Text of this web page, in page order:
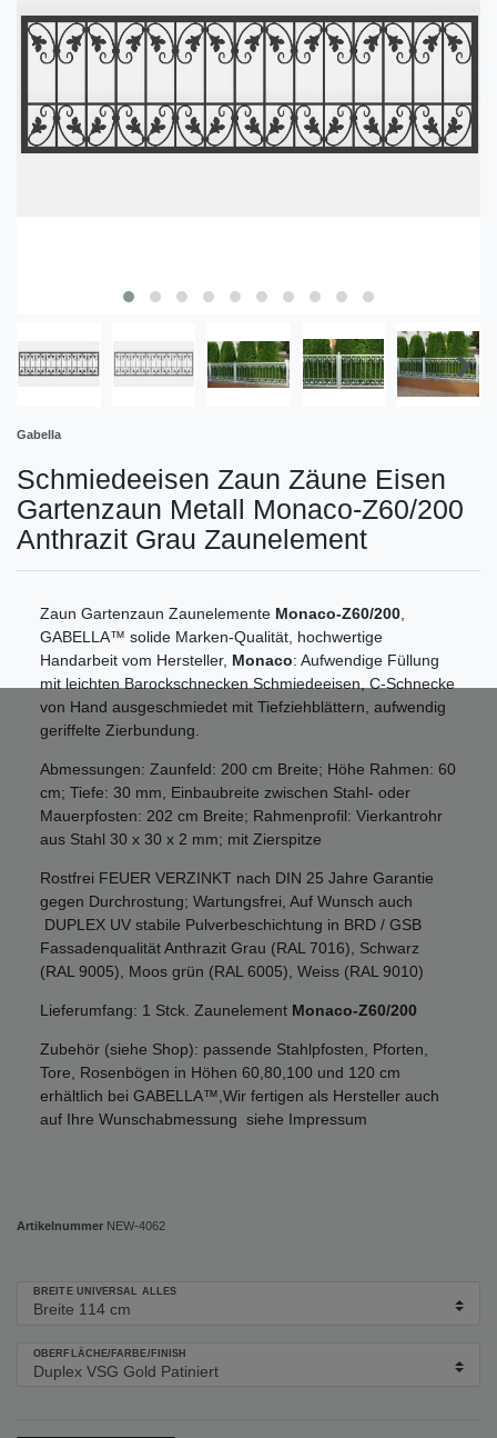
Gabella
Schmiedeeisen Zaun Zäune Eisen
Gartenzaun Metall Monaco-Z60/200
Anthrazit Grau Zaunelement
Zaun Gartenzaun Zaunelemente Monaco-Z60/200
GABELLA™ solide Marken-Qualität, hochwertige
Handarbeit vom Hersteller, Monaco: Aufwendige Füllung
mit leichten Barockschnecken Schmiedeeisen, C-Schnecke
von Hand ausgeschmiedet mit Tiefziehblättern, aufwendig
geriffelte Zierbundung.
Abmessungen: Zaunfeld: 200 cm Breite; Höhe Rahmen: 60
cm; Tiefe: 30 mm, Einbaubreite zwischen Stahl- oder
Mauerpfosten: 202 cm Breite; Rahmenprofil: Vierkantrohr
aus Stahl 30 x 30 x 2 mm; mit Zierspitze
Rostfrei FEUER VERZINKT nach DIN 25 Jahre Garantie
gegen Durchrostung; Wartungsfrei, Auf Wunsch auch
DUPLEX UV stabile Pulverbeschichtung in BRD / GSB
Fassadenqualität Anthrazit Grau (RAL 7016), Schwarz
(RAL 9005), Moos grün (RAL 6005), Weiss (RAL 9010)
Lieferumfang: 1 Stck. Zaunelement Monaco-Z60/200
Zubehör (siehe Shop): passende Stahlpfosten, Pforten,
Tore, Rosenbögen in Höhen 60,80,100 und 120 cm
erhältlich bei GABELLA™,Wir fertigen als Hersteller auch
auf Ihre Wunschabmessung siehe Impressum
Artikelnummer NEW-4062
BREITE UNIVERSAL ALLES
OBERFLÄCHE/FARBE/FINISH